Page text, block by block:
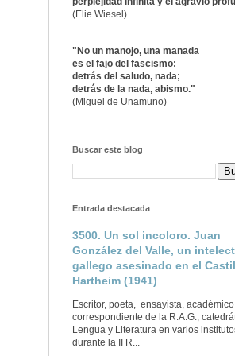
(Elie Wiesel)
"No un manojo, una manada
es el fajo del fascismo:
detrás del saludo, nada;
detrás de la nada, abismo."
(Miguel de Unamuno)
Buscar este blog
Entrada destacada
3500. Un sol incoloro. Juan
González del Valle, un
gallego asesinado en el
Hartheim (1941)
Escritor, poeta, ensayista, académico
correspondiente de la R.A.G.,
Lengua y Literatura en varios
durante la II R...